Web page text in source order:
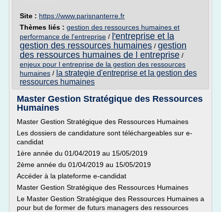
Site : https://www.parisnanterre.fr
Thèmes liés : gestion des ressources humaines et
performance de l'entreprise / l'entreprise et la
gestion des ressources humaines / gestion
des ressources humaines de l entreprise /
enjeux pour l entreprise de la gestion des ressources
humaines / la strategie d'entreprise et la gestion des
ressources humaines
Master Gestion Stratégique des Ressources
Humaines
Master Gestion Stratégique des Ressources Humaines
Les dossiers de candidature sont téléchargeables sur e-
candidat
1ère année du 01/04/2019 au 15/05/2019
2ème année du 01/04/2019 au 15/05/2019
Accéder à la plateforme e-candidat
Master Gestion Stratégique des Ressources Humaines
Le Master Gestion Stratégique des Ressources Humaines a
pour but de former de futurs managers des ressources